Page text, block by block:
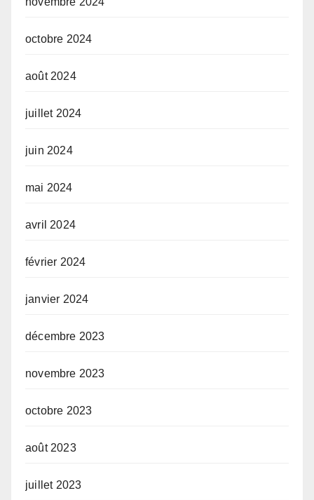
octobre 2024
août 2024
juillet 2024
juin 2024
mai 2024
avril 2024
février 2024
janvier 2024
décembre 2023
novembre 2023
octobre 2023
août 2023
juillet 2023